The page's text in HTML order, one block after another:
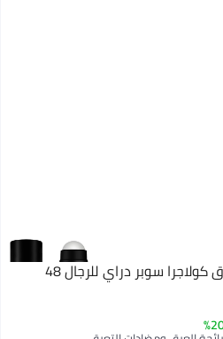
كولاجرا مزيل عرق كولاجرا سوبر دراي للرجال 48